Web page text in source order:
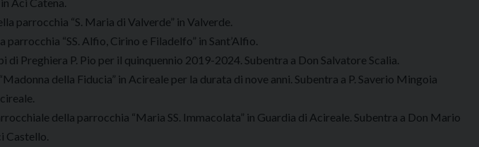
parrocchia “S. Maria di Valverde” in Valverde.
“SS. Alfio, Cirino e Filadelfo” in Sant’Alfio.
Preghiera P. Pio per il quinquennio 2019-2024. Subentra a Don Salvatore Scalia.
della Fiducia” in Acireale per la durata di nove anni. Subentra a P. Saverio Mingoia
della parrocchia “Maria SS. Immacolata” in Guardia di Acireale. Subentra a Don Mario
Castello.